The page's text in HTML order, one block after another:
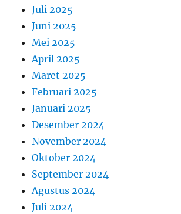
Juli 2025
Juni 2025
Mei 2025
April 2025
Maret 2025
Februari 2025
Januari 2025
Desember 2024
November 2024
Oktober 2024
September 2024
Agustus 2024
Juli 2024